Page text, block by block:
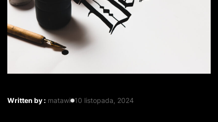
Written by : matawi 10 listopada, 2024